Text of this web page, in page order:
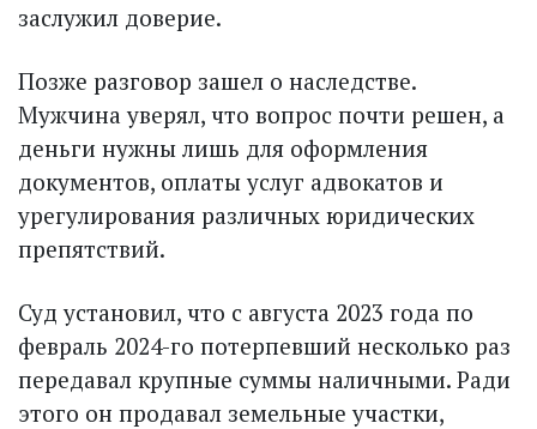
заслужил доверие.
Позже разговор зашел о наследстве.
Мужчина уверял, что вопрос почти решен, а
деньги нужны лишь для оформления
документов, оплаты услуг адвокатов и
урегулирования различных юридических
препятствий.
Суд установил, что с августа 2023 года по
февраль 2024-го потерпевший несколько раз
передавал крупные суммы наличными. Ради
этого он продавал земельные участки,